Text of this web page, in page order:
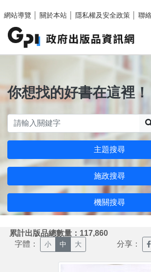
網站導覽
關於本站 隱私權及安全政策 聯
你想找的好書在這裡！
主題搜尋
施政搜尋
機關搜尋
累計出版品總數量：117,860
字體： 小 中 大 分享：